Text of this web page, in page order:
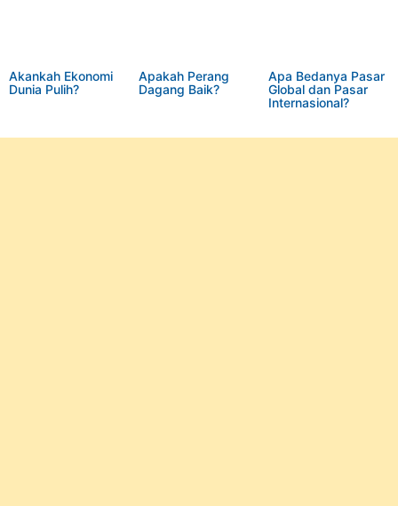
Akankah Ekonomi
Dunia Pulih?
Apakah Perang
Dagang Baik?
Apa Bedanya Pasar
Global dan Pasar
Internasional?